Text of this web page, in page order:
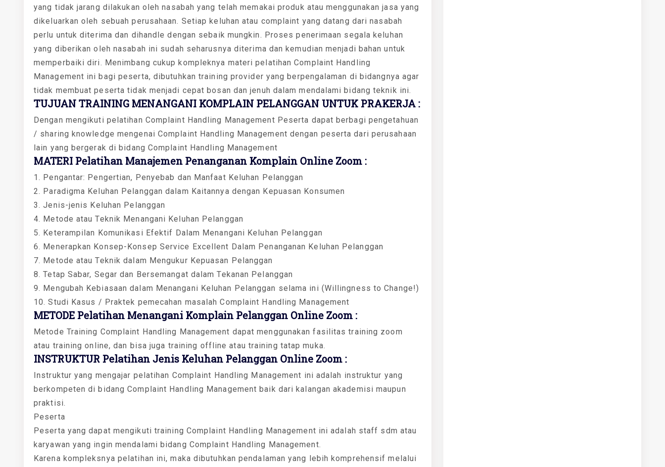
yang tidak jarang dilakukan oleh nasabah yang telah memakai produk atau menggunakan jasa yang
dikeluarkan oleh sebuah perusahaan. Setiap keluhan atau complaint yang datang dari nasabah
perlu untuk diterima dan dihandle dengan sebaik mungkin. Proses penerimaan segala keluhan
yang diberikan oleh nasabah ini sudah seharusnya diterima dan kemudian menjadi bahan untuk
memperbaiki diri. Menimbang cukup kompleknya materi pelatihan Complaint Handling
Management ini bagi peserta, dibutuhkan training provider yang berpengalaman di bidangnya agar
tidak membuat peserta tidak menjadi cepat bosan dan jenuh dalam mendalami bidang teknik ini.
TUJUAN TRAINING MENANGANI KOMPLAIN PELANGGAN UNTUK PRAKERJA :
Dengan mengikuti pelatihan Complaint Handling Management Peserta dapat berbagi pengetahuan
/ sharing knowledge mengenai Complaint Handling Management dengan peserta dari perusahaan
lain yang bergerak di bidang Complaint Handling Management
MATERI Pelatihan Manajemen Penanganan Komplain Online Zoom :
1. Pengantar: Pengertian, Penyebab dan Manfaat Keluhan Pelanggan
2. Paradigma Keluhan Pelanggan dalam Kaitannya dengan Kepuasan Konsumen
3. Jenis-jenis Keluhan Pelanggan
4. Metode atau Teknik Menangani Keluhan Pelanggan
5. Keterampilan Komunikasi Efektif Dalam Menangani Keluhan Pelanggan
6. Menerapkan Konsep-Konsep Service Excellent Dalam Penanganan Keluhan Pelanggan
7. Metode atau Teknik dalam Mengukur Kepuasan Pelanggan
8. Tetap Sabar, Segar dan Bersemangat dalam Tekanan Pelanggan
9. Mengubah Kebiasaan dalam Menangani Keluhan Pelanggan selama ini (Willingness to Change!)
10. Studi Kasus / Praktek pemecahan masalah Complaint Handling Management
METODE Pelatihan Menangani Komplain Pelanggan Online Zoom :
Metode Training Complaint Handling Management dapat menggunakan fasilitas training zoom
atau training online, dan bisa juga training offline atau training tatap muka.
INSTRUKTUR Pelatihan Jenis Keluhan Pelanggan Online Zoom :
Instruktur yang mengajar pelatihan Complaint Handling Management ini adalah instruktur yang
berkompeten di bidang Complaint Handling Management baik dari kalangan akademisi maupun
praktisi.
Peserta
Peserta yang dapat mengikuti training Complaint Handling Management ini adalah staff sdm atau
karyawan yang ingin mendalami bidang Complaint Handling Management.
Karena kompleksnya pelatihan ini, maka dibutuhkan pendalaman yang lebih komprehensif melalui